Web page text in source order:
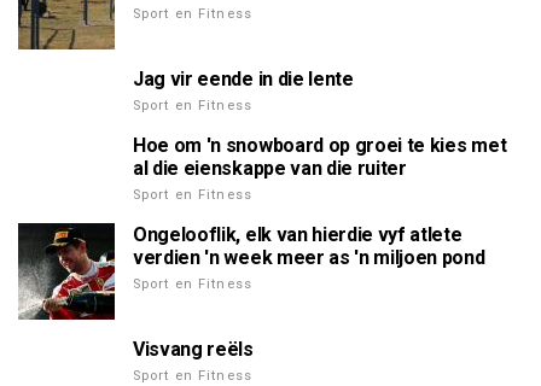
Sport en Fitness
Jag vir eende in die lente
Sport en Fitness
Hoe om 'n snowboard op groei te kies met
al die eienskappe van die ruiter
Sport en Fitness
Ongelooflik, elk van hierdie vyf atlete
verdien 'n week meer as 'n miljoen pond
Sport en Fitness
Visvang reëls
Sport en Fitness